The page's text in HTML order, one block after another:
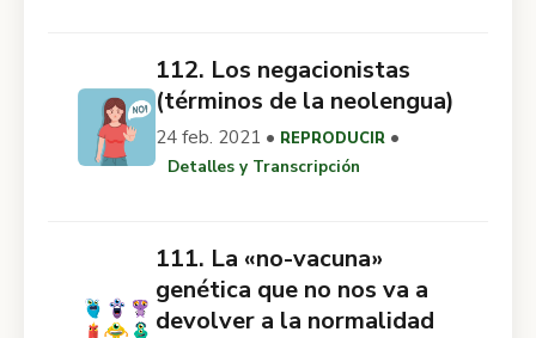
112. Los negacionistas
(términos de la neolengua)
24 feb. 2021 • REPRODUCIR •
Detalles y Transcripción
111. La «no-vacuna»
genética que no nos va a
devolver a la normalidad